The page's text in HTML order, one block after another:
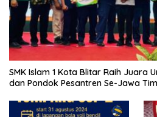
SMK Islam 1 Kota Blitar Raih Juara
dan Pondok Pesantren Se-Jawa